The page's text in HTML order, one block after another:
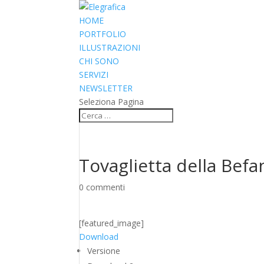
HOME
PORTFOLIO
ILLUSTRAZIONI
CHI SONO
SERVIZI
NEWSLETTER
Seleziona Pagina
Tovaglietta della
0 commenti
[featured_image]
Download
Versione